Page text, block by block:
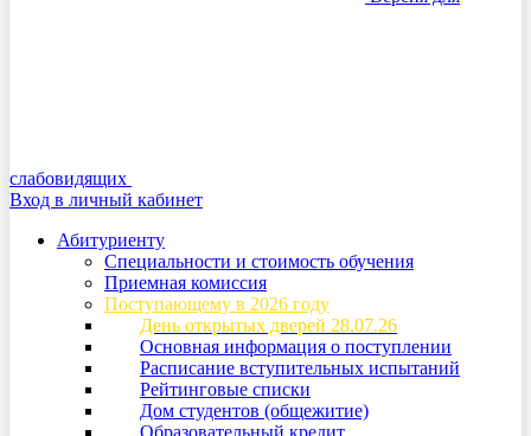
слабовидящих
Вход в личный кабинет
Абитуриенту
Специальности и стоимость обучения
Приемная комиссия
Поступающему в 2026 году
День открытых дверей 28.07.26
Основная информация о поступлении
Расписание вступительных испытаний
Рейтинговые списки
Дом студентов (общежитие)
Образовательный кредит